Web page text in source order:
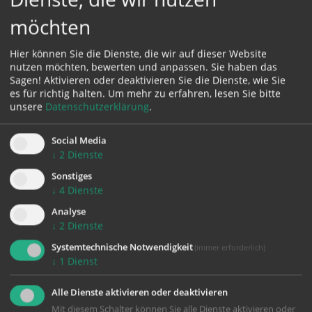
TERMINE/
GOTTES
DIENSTE
AKTUELL
10:00 Uhr | Pfarrkirche
Eucharistiefeier
09.08.
10:00 Uhr | Pfarrkirche
Losenstein, Losenstein
Kräuterweihfest
10:00 Uhr | Pfarrkirche
Kein Gottesdienst
möchten
Hier können Sie die Dienste, die wir auf dieser Website
nutzen möchten, bewerten und anpassen. Sie haben das
Sagen! Aktivieren oder deaktivieren Sie die Dienste, wie Sie
es für richtig halten. Um mehr zu erfahren, lesen Sie bitte
unsere Datenschutzerklärung.
Social Media
↓ 2 Dienste
Sonstiges
↓ 4 Dienste
Analyse
↓ 2 Dienste
Systemtechnische Notwendigkeit (immer erforderlich)
↓ 1 Dienst
Alle Dienste aktivieren oder deaktivieren
Mit diesem Schalter können Sie alle Dienste aktivieren oder